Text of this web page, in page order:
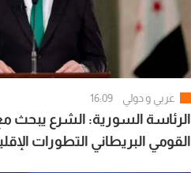
عربي و دولي 16:09
الرئاسة السورية: الشرع يبحث
القومي البريطاني التطورات